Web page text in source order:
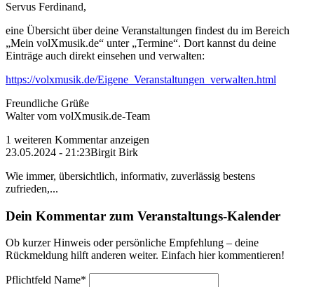
Servus Ferdinand,
eine Übersicht über deine Veranstaltungen findest du im Bereich
„Mein volXmusik.de“ unter „Termine“. Dort kannst du deine
Einträge auch direkt einsehen und verwalten:
https://volxmusik.de/Eigene_Veranstaltungen_verwalten.html
Freundliche Grüße
Walter vom volXmusik.de-Team
1 weiteren Kommentar anzeigen
23.05.2024 - 21:23Birgit Birk
Wie immer, übersichtlich, informativ, zuverlässig bestens
zufrieden,...
Dein Kommentar zum Veranstaltungs-Kalender
Ob kurzer Hinweis oder persönliche Empfehlung – deine
Rückmeldung hilft anderen weiter. Einfach hier kommentieren!
Pflichtfeld Name*